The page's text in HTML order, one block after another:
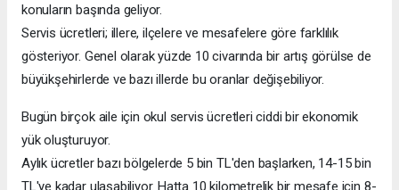
konuların başında geliyor.
Servis ücretleri; illere, ilçelere ve mesafelere göre farklılık
gösteriyor. Genel olarak yüzde 10 civarında bir artış görülse de
büyükşehirlerde ve bazı illerde bu oranlar değişebiliyor.
Bugün birçok aile için okul servis ücretleri ciddi bir ekonomik
yük oluşturuyor.
Aylık ücretler bazı bölgelerde 5 bin TL'den başlarken, 14-15 bin
TL'ye kadar ulaşabiliyor. Hatta 10 kilometrelik bir mesafe için 8-